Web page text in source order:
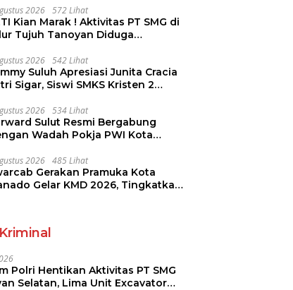
2026 572 Lihat
Kian Marak ! Aktivitas PT SMG di
Tujuh Tanoyan Diduga
2026 542 Lihat
Suluh Apresiasi Junita Cracia
Sigar, Siswi SMKS Kristen 2
Nasional 2026
2026 534 Lihat
Sulut Resmi Bergabung
Wadah Pokja PWI Kota
2026 485 Lihat
Gerakan Pramuka Kota
Gelar KMD 2026, Tingkatkan
Polri Hentikan Aktivitas PT SMG
Selatan, Lima Unit Excavator